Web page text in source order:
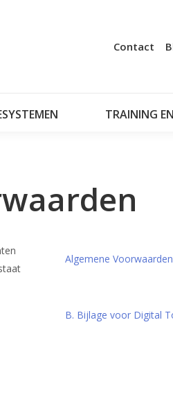
Contact
TRAINING
Algemene
B. Bijlage voor Digital